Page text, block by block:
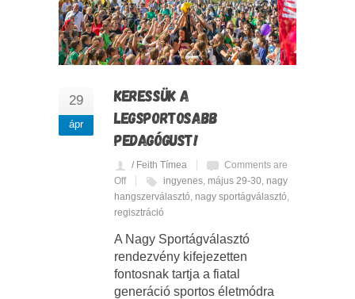
29
ápr
KERESSÜK A
LEGSPORTOSABB
PEDAGÓGUST!
/ Feith Tímea
Comments are
Off
ingyenes, május 29-30, nagy
hangszerválasztó, nagy sportágválasztó,
regisztráció
A Nagy Sportágválasztó
rendezvény kifejezetten
fontosnak tartja a fiatal
generáció sportos életmódra